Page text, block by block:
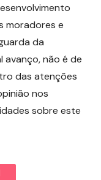
moradores e
da
não é de
das atenções
nos
sobre este